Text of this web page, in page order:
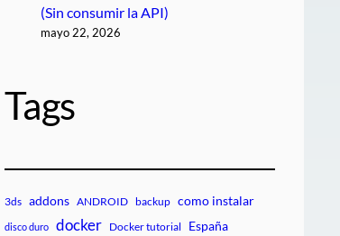
(Sin consumir la API)
mayo 22, 2026
Tags
3ds addons ANDROID backup como instalar
disco duro docker Docker tutorial España